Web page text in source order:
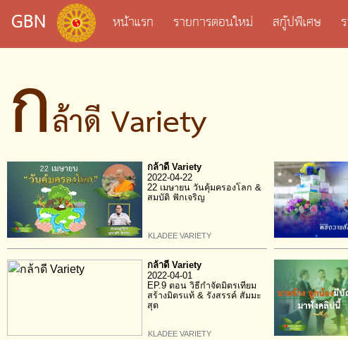
GBN หน้าแรก รายการตอนใหม่ สกู๊ปพิเศษ
กล้าดี Variety
กล้าดี Variety
2022-04-22
22 เมษายน วันคุ้มครองโลก &
สมบัติ ฟักเจริญ
KLADEE VARIETY
กล้าดี Variety
2022-04-01
EP.9 ตอน วิธีกำจัดมิตรเทียม
สร้างมิตรแท้ & รังสรรค์ สัมมะ
สุต
KLADEE VARIETY